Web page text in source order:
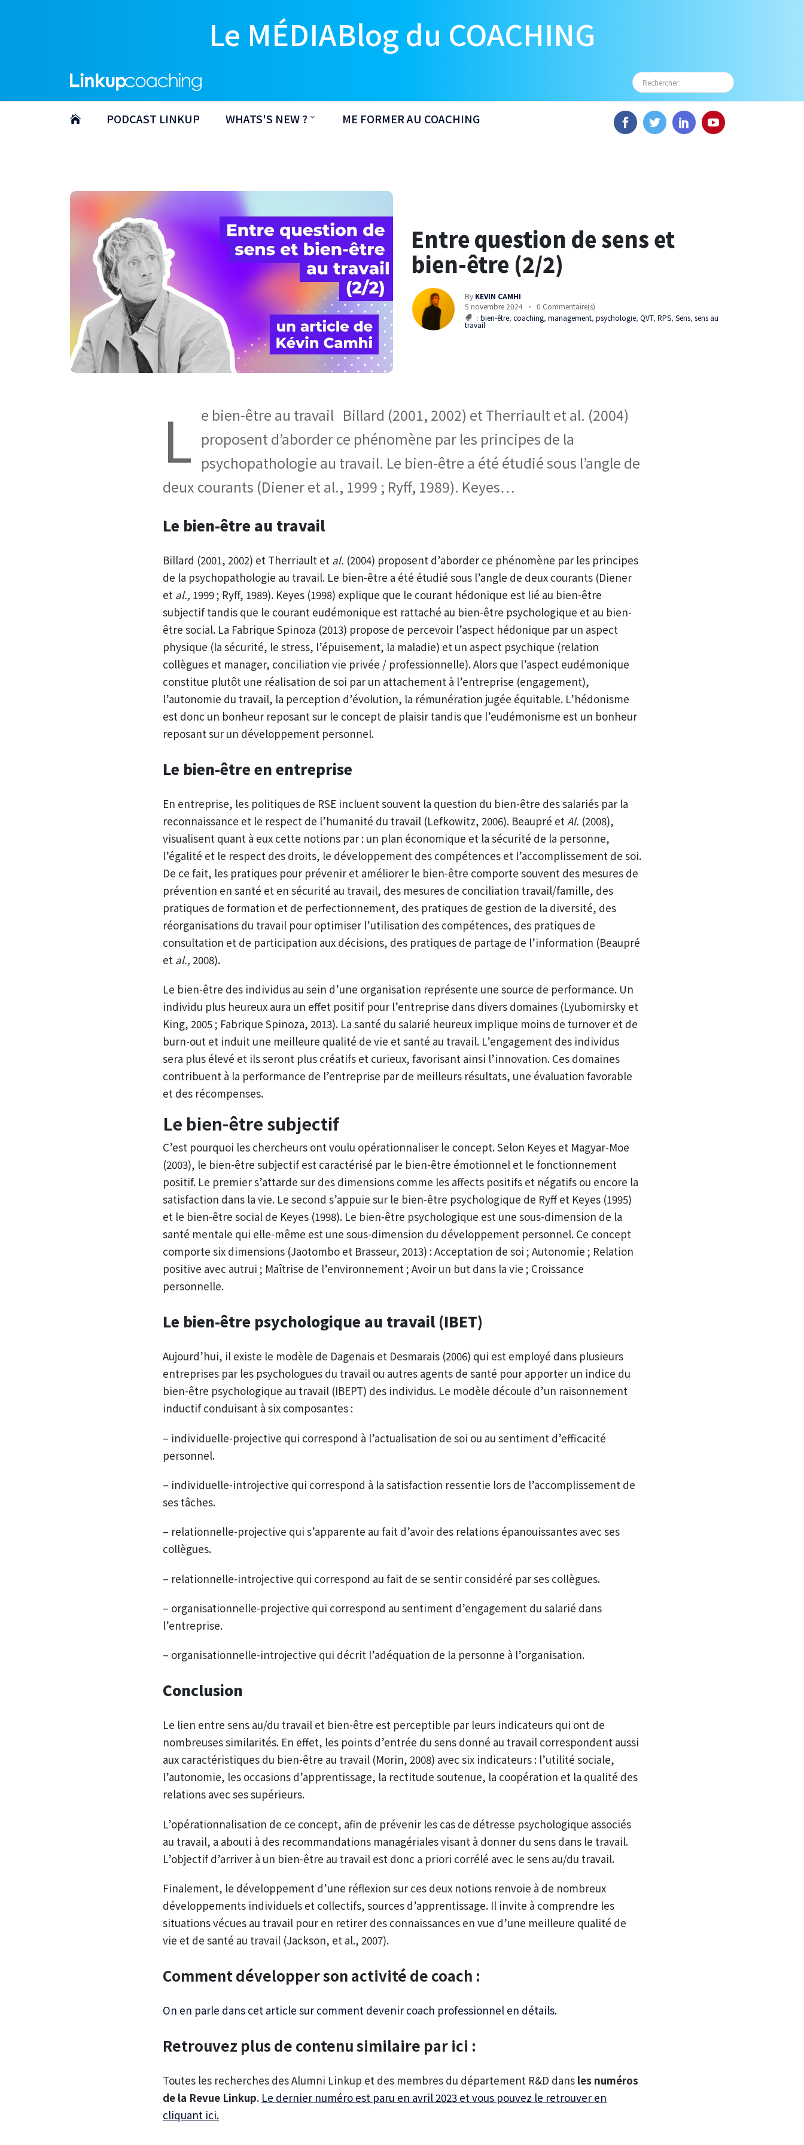
Le MÉDIABlog du COACHING
PODCAST LINKUP WHATS'S NEW ? ME FORMER AU COACHING
Entre question de sens et
bien-être (2/2)
By KEVIN CAMHI
5 novembre 2024
0 Commentaire(s)
: bien-être, coaching, management, psychologie, QVT, RPS, Sens, sens au
travail
L e bien-être au travail Billard (2001, 2002) et Therriault et al. (2004)
proposent d’aborder ce phénomène par les principes de la
psychopathologie au travail. Le bien-être a été étudié sous l’angle de
deux courants (Diener et al., 1999 ; Ryff, 1989). Keyes…
Le bien-être au travail
Billard (2001, 2002) et Therriault et al. (2004) proposent d’aborder ce phénomène par les principes
de la psychopathologie au travail. Le bien-être a été étudié sous l’angle de deux courants (Diener
et al., 1999 ; Ryff, 1989). Keyes (1998) explique que le courant hédonique est lié au bien-être
subjectif tandis que le courant eudémonique est rattaché au bien-être psychologique et au bien-
être social. La Fabrique Spinoza (2013) propose de percevoir l’aspect hédonique par un aspect
physique (la sécurité, le stress, l’épuisement, la maladie) et un aspect psychique (relation
collègues et manager, conciliation vie privée / professionnelle). Alors que l’aspect eudémonique
constitue plutôt une réalisation de soi par un attachement à l’entreprise (engagement),
l’autonomie du travail, la perception d’évolution, la rémunération jugée équitable. L’hédonisme
est donc un bonheur reposant sur le concept de plaisir tandis que l’eudémonisme est un bonheur
reposant sur un développement personnel.
Le bien-être en entreprise
En entreprise, les politiques de RSE incluent souvent la question du bien-être des salariés par la
reconnaissance et le respect de l’humanité du travail (Lefkowitz, 2006). Beaupré et Al. (2008),
visualisent quant à eux cette notions par : un plan économique et la sécurité de la personne,
l’égalité et le respect des droits, le développement des compétences et l’accomplissement de soi.
De ce fait, les pratiques pour prévenir et améliorer le bien-être comporte souvent des mesures de
prévention en santé et en sécurité au travail, des mesures de conciliation travail/famille, des
pratiques de formation et de perfectionnement, des pratiques de gestion de la diversité, des
réorganisations du travail pour optimiser l’utilisation des compétences, des pratiques de
consultation et de participation aux décisions, des pratiques de partage de l’information (Beaupré
et al., 2008).
Le bien-être des individus au sein d’une organisation représente une source de performance. Un
individu plus heureux aura un effet positif pour l’entreprise dans divers domaines (Lyubomirsky et
King, 2005 ; Fabrique Spinoza, 2013). La santé du salarié heureux implique moins de turnover et de
burn-out et induit une meilleure qualité de vie et santé au travail. L’engagement des individus
sera plus élevé et ils seront plus créatifs et curieux, favorisant ainsi l’innovation. Ces domaines
contribuent à la performance de l’entreprise par de meilleurs résultats, une évaluation favorable
et des récompenses.
Le bien-être subjectif
C’est pourquoi les chercheurs ont voulu opérationnaliser le concept. Selon Keyes et Magyar-Moe
(2003), le bien-être subjectif est caractérisé par le bien-être émotionnel et le fonctionnement
positif. Le premier s’attarde sur des dimensions comme les affects positifs et négatifs ou encore la
satisfaction dans la vie. Le second s’appuie sur le bien-être psychologique de Ryff et Keyes (1995)
et le bien-être social de Keyes (1998). Le bien-être psychologique est une sous-dimension de la
santé mentale qui elle-même est une sous-dimension du développement personnel. Ce concept
comporte six dimensions (Jaotombo et Brasseur, 2013) : Acceptation de soi ; Autonomie ; Relation
positive avec autrui ; Maîtrise de l’environnement ; Avoir un but dans la vie ; Croissance
personnelle.
Le bien-être psychologique au travail (IBET)
Aujourd’hui, il existe le modèle de Dagenais et Desmarais (2006) qui est employé dans plusieurs
entreprises par les psychologues du travail ou autres agents de santé pour apporter un indice du
bien-être psychologique au travail (IBEPT) des individus. Le modèle découle d’un raisonnement
inductif conduisant à six composantes :
– individuelle-projective qui correspond à l’actualisation de soi ou au sentiment d’efficacité
personnel.
– individuelle-introjective qui correspond à la satisfaction ressentie lors de l’accomplissement de
ses tâches.
– relationnelle-projective qui s’apparente au fait d’avoir des relations épanouissantes avec ses
collègues.
– relationnelle-introjective qui correspond au fait de se sentir considéré par ses collègues.
– organisationnelle-projective qui correspond au sentiment d’engagement du salarié dans
l’entreprise.
– organisationnelle-introjective qui décrit l’adéquation de la personne à l’organisation.
Conclusion
Le lien entre sens au/du travail et bien-être est perceptible par leurs indicateurs qui ont de
nombreuses similarités. En effet, les points d’entrée du sens donné au travail correspondent aussi
aux caractéristiques du bien-être au travail (Morin, 2008) avec six indicateurs : l’utilité sociale,
l’autonomie, les occasions d’apprentissage, la rectitude soutenue, la coopération et la qualité des
relations avec ses supérieurs.
L’opérationnalisation de ce concept, afin de prévenir les cas de détresse psychologique associés
au travail, a abouti à des recommandations managériales visant à donner du sens dans le travail.
L’objectif d’arriver à un bien-être au travail est donc a priori corrélé avec le sens au/du travail.
Finalement, le développement d’une réflexion sur ces deux notions renvoie à de nombreux
développements individuels et collectifs, sources d’apprentissage. Il invite à comprendre les
situations vécues au travail pour en retirer des connaissances en vue d’une meilleure qualité de
vie et de santé au travail (Jackson, et al., 2007).
Comment développer son activité de coach :
On en parle dans cet article sur comment devenir coach professionnel en détails.
Retrouvez plus de contenu similaire par ici :
Toutes les recherches des Alumni Linkup et des membres du département R&D dans les numéros
de la Revue Linkup. Le dernier numéro est paru en avril 2023 et vous pouvez le retrouver en
cliquant ici.